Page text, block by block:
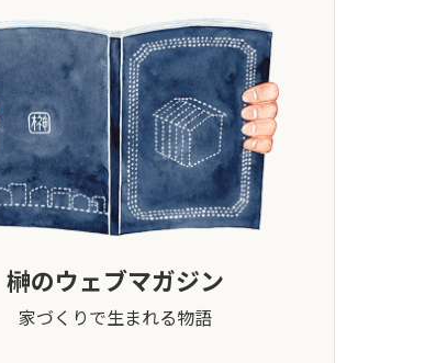
榊のウェブマガジン
家づくりで生まれる物語